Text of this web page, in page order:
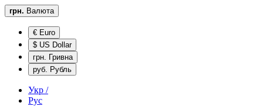
грн. Валюта
€ Euro
$ US Dollar
грн. Гривна
руб. Рубль
Укр /
Рус